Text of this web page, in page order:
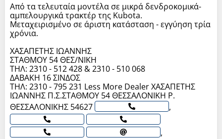
Από τα τελευταία μοντέλα σε μικρά δενδροκομικά-
αμπελουργικά τρακτέρ της Kubota.
Μεταχειρισμένο σε άριστη κατάσταση - εγγύηση τρία
χρόνια.
ΧΑΣΑΠΕΤΗΣ ΙΩΑΝΝΗΣ
ΣΤΑΘΜΟΥ 54 ΘΕΣ/ΝΙΚΗ
ΤΗΛ: 2310 - 512 428 & 2310 - 510 068
ΔΑΒΑΚΗ 16 ΣΙΝΔΟΣ
ΤΗΛ: 2310 - 795 231 Less More Dealer ΧΑΣΑΠΕΤΗΣ
ΙΩΑΝΝΗΣ Π.Σ.ΣΤΑΘΜΟΥ 54 ΘΕΣΣΑΛΟΝΙΚΗ P.
ΘΕΣΣΑΛΟΝΙΚΗΣ 54627
,
,